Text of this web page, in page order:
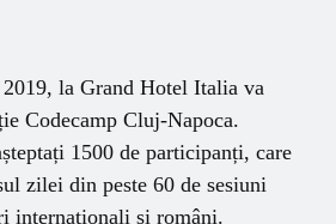
la Grand Hotel Italia va
Codecamp Cluj-Napoca.
1500 de participanți, care
zilei din peste 60 de sesiuni
internaționali și români.